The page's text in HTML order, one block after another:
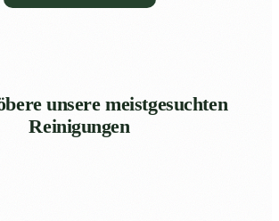
unsere meistgesuchten
Reinigungen